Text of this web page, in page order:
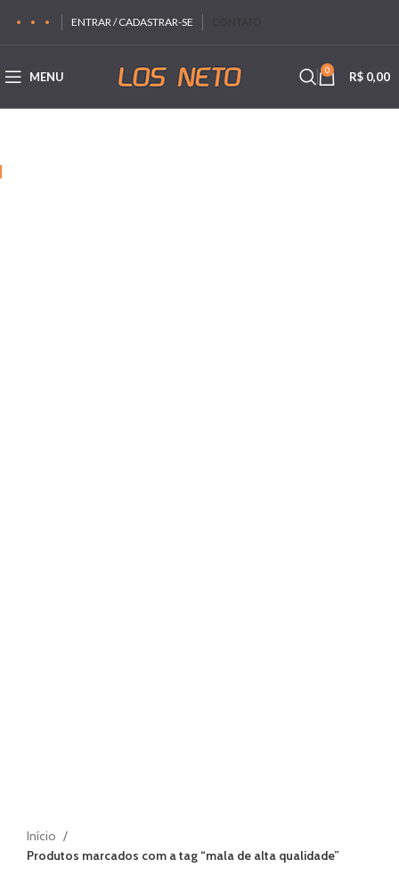
ENTRAR / CADASTRAR-SE
MENU 0 R$ 0,00
Início
Produtos marcados com a tag “mala de alta qualidade”